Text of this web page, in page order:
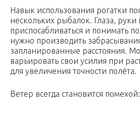
Навык использования рогатки
нескольких рыбалок. Глаза, руки
приспосабливаться и понимать
нужно производить
запланированные расстояния.
варьировать свои усилия при
для увеличения точности полёта.
Ветер всегда становится помехой: